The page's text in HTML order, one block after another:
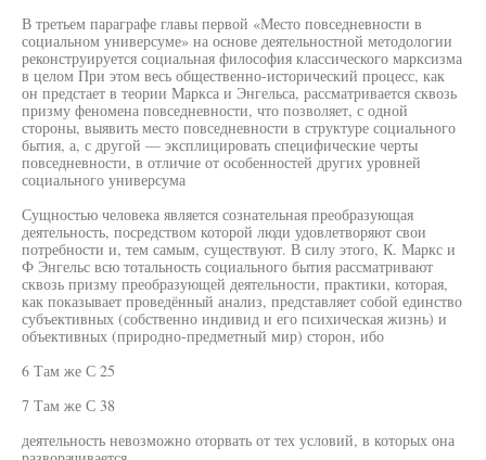
В третьем параграфе главы первой «Место повседневности в
социальном универсуме» на основе деятельностной методологии
реконструируется социальная философия классического марксизма
в целом При этом весь общественно-исторический процесс, как
он предстает в теории Маркса и Энгельса, рассматривается сквозь
призму феномена повседневности, что позволяет, с одной
стороны, выявить место повседневности в структуре социального
бытия, а, с другой — эксплицировать специфические черты
повседневности, в отличие от особенностей других уровней
социального универсума
Сущностью человека является сознательная преобразующая
деятельность, посредством которой люди удовлетворяют свои
потребности и, тем самым, существуют. В силу этого, К. Маркс и
Ф Энгельс всю тотальность социального бытия рассматривают
сквозь призму преобразующей деятельности, практики, которая,
как показывает проведённый анализ, представляет собой единство
субъективных (собственно индивид и его психическая жизнь) и
объективных (природно-предметный мир) сторон, ибо
6 Там же С 25
7 Там же С 38
деятельность невозможно оторвать от тех условий, в которых она